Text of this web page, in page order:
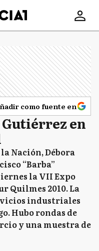
como fuente en
en
Nación, Débora
“Barba”
la VII Expo
Quilmes 2010. La
industriales
Hubo rondas de
y una muestra de